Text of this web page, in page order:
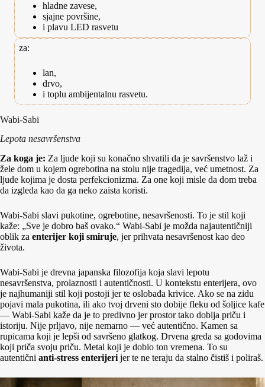
hladne zavese,
sjajne površine,
i plavu LED rasvetu
za:
lan,
drvo,
i toplu ambijentalnu rasvetu.
Wabi-Sabi
Lepota nesavršenstva
Za koga je: Za ljude koji su konačno shvatili da je savršenstvo laž i
žele dom u kojem ogrebotina na stolu nije tragedija, već umetnost. Za
ljude kojima je dosta perfekcionizma. Za one koji misle da dom treba
da izgleda kao da ga neko zaista koristi.
Wabi-Sabi slavi pukotine, ogrebotine, nesavršenosti. To je stil koji
kaže: „Sve je dobro baš ovako.“ Wabi-Sabi je možda najautentičniji
oblik za enterijer koji smiruje, jer prihvata nesavršenost kao deo
života.
Wabi-Sabi je drevna japanska filozofija koja slavi lepotu
nesavršenstva, prolaznosti i autentičnosti. U kontekstu enterijera, ovo
je najhumaniji stil koji postoji jer te oslobađa krivice. Ako se na zidu
pojavi mala pukotina, ili ako tvoj drveni sto dobije fleku od šoljice kafe
— Wabi-Sabi kaže da je to predivno jer prostor tako dobija priču i
istoriju. Nije prljavo, nije nemarno — već autentično. Kamen sa
rupicama koji je lepši od savršeno glatkog. Drvena greda sa godovima
koji priča svoju priču. Metal koji je dobio ton vremena. To su
autentični anti-stress enterijeri jer te ne teraju da stalno čistiš i poliraš.